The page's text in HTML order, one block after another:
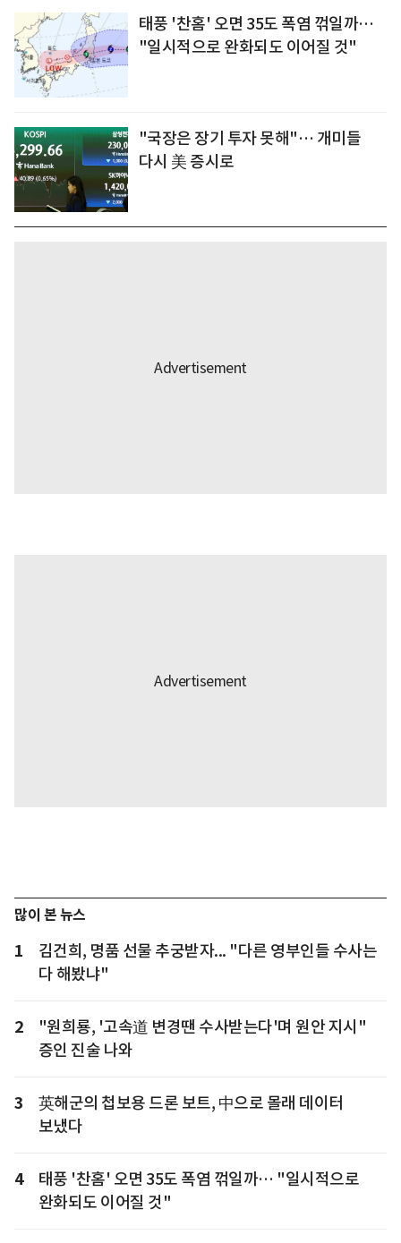
태풍 '찬홈' 오면 35도 폭염 꺾일까…
"일시적으로 완화되도 이어질 것"
"국장은 장기 투자 못해"… 개미들
다시 美 증시로
많이 본 뉴스
1
김건희, 명품 선물 추궁받자... "다른 영부인들 수사는
다 해봤냐"
2
"원희룡, '고속道 변경땐 수사받는다'며 원안 지시"
증인 진술 나와
3
英해군의 첩보용 드론 보트, 中으로 몰래 데이터
보냈다
4
태풍 '찬홈' 오면 35도 폭염 꺾일까… "일시적으로
완화되도 이어질 것"